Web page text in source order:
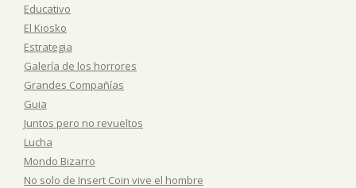
Educativo
El Kiosko
Estrategia
Galería de los horrores
Grandes Compañías
Guia
Juntos pero no revueltos
Lucha
Mondo Bizarro
No solo de Insert Coin vive el hombre